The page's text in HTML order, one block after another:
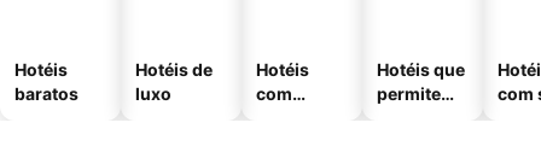
Hotéis
baratos
Hotéis de
luxo
Hotéis
com
Hotéis que
permitem
com